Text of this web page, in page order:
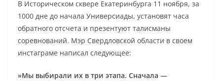
В Историческом сквере Екатеринбурга 11 ноября, за
1000 дне до начала Универсиады, установят часа
обратного отсчета и презентуют талисманы
соревнований. Мэр Свердловской области в своем
инстаграме написал следующее:
»Мы выбирали их в три этапа. Сначала —